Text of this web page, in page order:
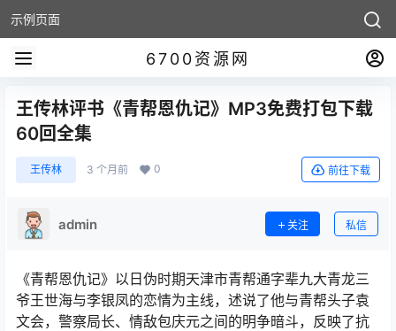
示例页面
6700资源网
王传林评书《青帮恩仇记》MP3免费打包下载
60回全集
王传林 3 个月前 0 前往下载
admin 关注 私信
《青帮恩仇记》以日伪时期天津市青帮通字辈九大青龙三
爷王世海与李银凤的恋情为主线，述说了他与青帮头子袁
文会，警察局长、情敌包庆元之间的明争暗斗，反映了抗